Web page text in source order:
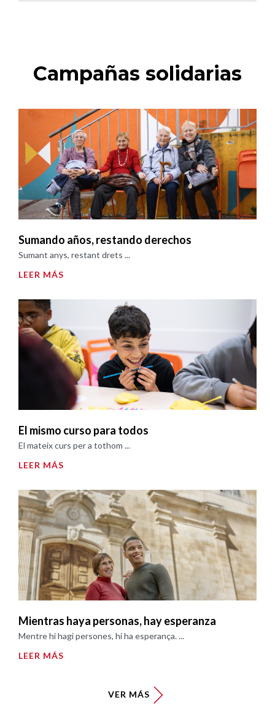
Campañas solidarias
Sumando años, restando derechos
Sumant anys, restant drets ...
LEER MÁS
El mismo curso para todos
El mateix curs per a tothom ...
LEER MÁS
Mientras haya personas, hay esperanza
Mentre hi hagi persones, hi ha esperança. ...
LEER MÁS
VER MÁS